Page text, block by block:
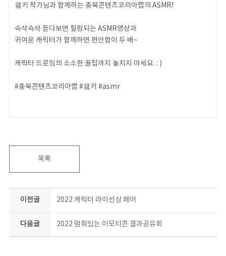
큨키 작가님과 함께하는 충북콘텐츠코리아랩의 ASMR!
슥삭슥삭 듣다보면 힐링되는 ASMR영상과
귀여운 캐릭터가 함께하면 편안함이 두 배~
캐릭터 드로잉의 소소한 꿀팁까지 놓치지 마세요. : )
#충북콘텐츠코리아랩 #큨키 #asmr
목록
이전글 2022 캐릭터 라이선싱 페어
다음글 2022 멈춰있는 이모티콘 결과공유회